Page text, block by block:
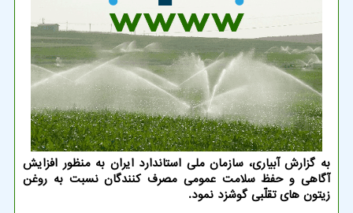
به گزارش آبیاری، سازمان ملی استاندارد ایران به منظور افزایش
آگاهی و حفظ سلامت عمومی مصرف کنندگان نسبت به روغن
زیتون های تقلّبی گوشزد نمود.